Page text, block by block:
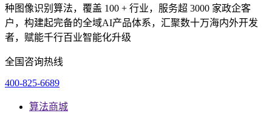
种图像识别算法，覆盖 100 + 行业，服务超 3000 家政企客
户，构建起完备的全域AI产品体系，汇聚数十万海内外开发
者，赋能千行百业智能化升级
全国咨询热线
400-825-6689
算法商城